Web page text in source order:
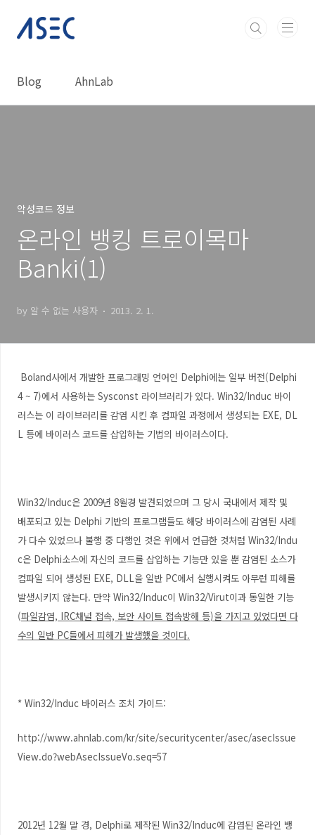
Blog AhnLab
악성코드 정보
온라인 뱅킹 트로이목마
Banki(1)
by 알 수 없는 사용자 2013. 2. 1.
Boland사에서 개발한 프로그래밍 언어인 Delphi에는 일부 버전(Delphi
4 ~ 7)에서 사용하는 Sysconst 라이브러리가 있다. Win32/Induc 바이
러스는 이 라이브러리를 감염 시킨 후 컴파일 과정에서 생성되는 EXE, DL
L 등에 바이러스 코드를 삽입하는 기법의 바이러스이다.
Win32/Induc은 2009년 8월경 발견되었으며 그 당시 국내에서 제작 및
배포되고 있는 Delphi 기반의 프로그램들도 해당 바이러스에 감염된 사례
가 다수 있었으나 불행 중 다행인 것은 위에서 언급한 것처럼 Win32/Indu
c은 Delphi소스에 자신의 코드를 삽입하는 기능만 있을 뿐 감염된 소스가
컴파일 되어 생성된 EXE, DLL을 일반 PC에서 실행시켜도 아무런 피해를
발생시키지 않는다. 만약 Win32/Induc이 Win32/Virut이과 동일한 기능
(파일감염, IRC채널 접속, 보안 사이트 접속방해 등)을 가지고 있었다면 다
수의 일반 PC들에서 피해가 발생했을 것이다.
* Win32/Induc 바이러스 조치 가이드:
http://www.ahnlab.com/kr/site/securitycenter/asec/asecIssue
View.do?webAsecIssueVo.seq=57
2012년 12월 말 경, Delphi로 제작된 Win32/Induc에 감염된 온라인 뱅